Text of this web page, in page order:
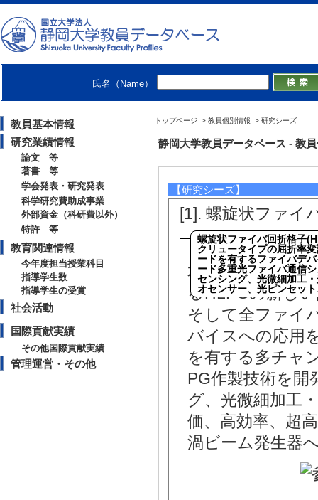
氏名（Name）
教員基本情報
研究業績情報
論文 等
著書 等
学会発表・研究発表
科学研究費助成事業
外部資金（科研費以外）
特許 等
教育関連情報
今年度担当授業科目
指導学生数
指導学生の受賞
社会活動
国際貢献実績
その他国際貢献実績
管理運営・その他
トップページ > 教員個別情報 > 研究シーズ
静岡大学教員データベース - 教
【研究シーズ】
[1]. 螺旋状ファイ
本研究では、異
るHLPGの新し
そして全ファイ
バイスへの応用
を有する多チャ
PG作製技術を
グ、光微細加工
価、高効率、超
渦ビーム発生器